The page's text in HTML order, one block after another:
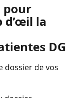
pour
d’œil la
DG
dossier de vos